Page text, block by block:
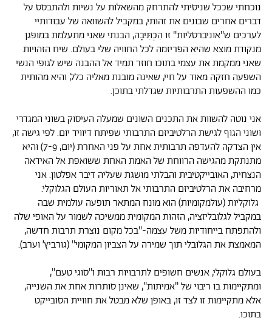
נוכחתי שככל שניסיתי להתרחק מהשאלות על נשיות ולהתבסס על
דברים אחרים שבונים את זהותי, במקביל להשוואה של עבודותיי
לערכים ש''אוניברסליות'' זו הִכְתִּיבָה, הבנתי שאני מתעלמת במופגן
מנקודת מוצא שהיא הפריזמה לכל החוויה שלי בעולם. שיח הזהויות
שאני ממקמת את עצמי בתוכו חוזר תמיד אל ההבנה שיש לגופי הנשי
השפעה חזקה מאוד על חיי, שאינה מובנת מאליה כלל, והיא מהותית
כמו ההשפעות התרבותיות שגדלתי בתוכן.
אני נוטה להשוות את התכנים השונים שמעלה העיסוק בשוני המגדרי
ושוני הגוף לגישת הרלטיביזם התרבותי שפיתח דיוויד יום. לפי גישה זו,
אין הצדקה להעדפה תרבותית אחת על פני האחרת (יום, 7-9) והיא
מתנתקת מהגישה הרווחת של האמת האחת ששואפת אל האידאה
הנצחית, האובייקטיבית והבלתי מושגת שעליה דיבר אפלטון. אני
מרחיבה את הרלטיביזם התרבותי אל תאוריות העולם הגלוקלי.
גלוקליות (עולמקומיות) הוא מונח המתאר תופעה עולמית שבה
במקביל לגלובליזציה, הזהות המקומית ממשיכה לשמור על האופי שלה
ולהתפתח בייחודיות משל עצמה-''בכל מקום נוצרת תרבות חדשה,
המאמצת את הגלובלי תוך שמירה על הצביון המקומי'' (גורביץ’ וערב).
בעולם גלוקלי, אנשים חשופים לתרבויות רבות ו''סוגי טעם'',
ומתקיימות בו ריבוי של ''אמיתות'', שאינן סותרות אחת את השנייה,
אלא מתקיימות זו לצד זו, באופן שלא מבטל את חוויית הסובייקט
בתוכו.